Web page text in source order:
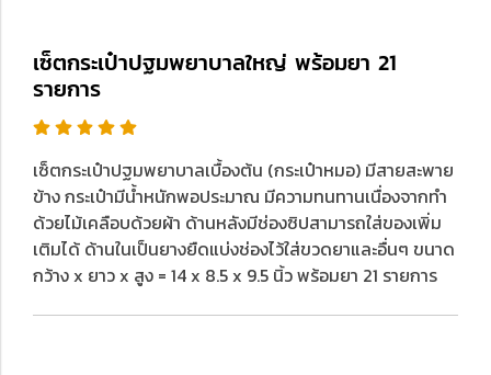
เซ็ตกระเป๋าปฐมพยาบาลใหญ่ พร้อมยา 21
รายการ
เซ็ตกระเป๋าปฐมพยาบาลเบื้องต้น (กระเป๋าหมอ) มีสายสะพาย
ข้าง กระเป๋ามีน้ำหนักพอประมาณ มีความทนทานเนื่องจากทำ
ด้วยไม้เคลือบด้วยผ้า ด้านหลังมีช่องซิปสามารถใส่ของเพิ่ม
เติมได้ ด้านในเป็นยางยืดแบ่งช่องไว้ใส่ขวดยาและอื่นๆ ขนาด
กว้าง x ยาว x สูง = 14 x 8.5 x 9.5 นิ้ว พร้อมยา 21 รายการ